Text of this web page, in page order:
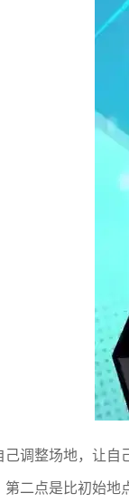
己调整场地，让自
第二点是比初始地